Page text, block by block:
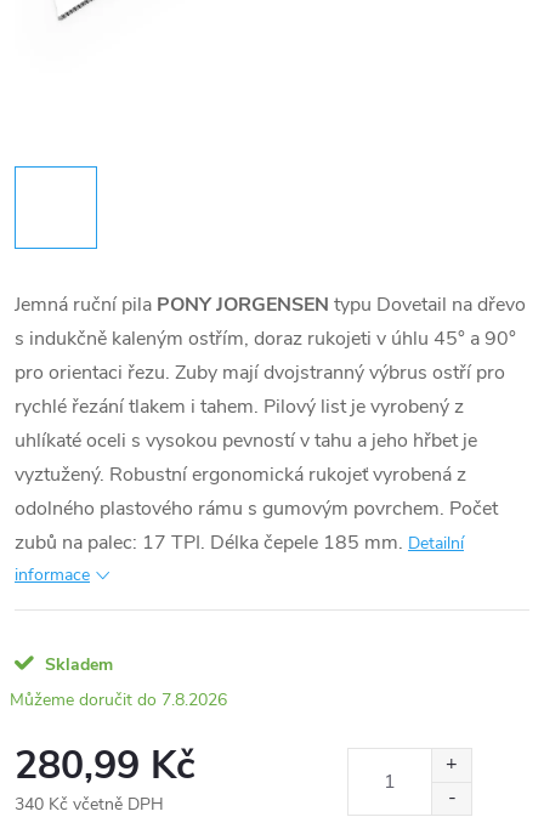
Jemná ruční pila PONY JORGENSEN typu Dovetail na dřevo
s indukčně kaleným ostřím, doraz rukojeti v úhlu 45° a 90°
pro orientaci řezu. Zuby mají dvojstranný výbrus ostří pro
rychlé řezání tlakem i tahem. Pilový list je vyrobený z
uhlíkaté oceli s vysokou pevností v tahu a jeho hřbet je
vyztužený. Robustní ergonomická rukojeť vyrobená z
odolného plastového rámu s gumovým povrchem. Počet
zubů na palec: 17 TPI. Délka čepele 185 mm. Detailní
informace
Skladem
7.8.2026
280,99 Kč
340 Kč včetně DPH